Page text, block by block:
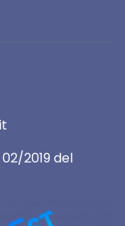
2019 del